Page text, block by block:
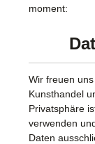
moment:
Wir freuen
Kunsthandel
Privatsphäre
verwenden
Daten